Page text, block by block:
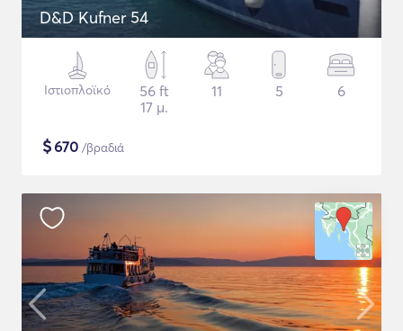
D&D Kufner 54
Ιστιοπλοϊκό
56 ft
17 μ.
11 5 6
$670 /βραδιά